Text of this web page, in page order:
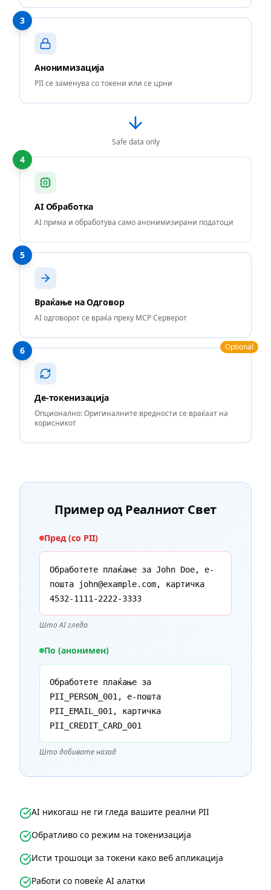
3
Анонимизација
PII се заменува со токени или се црни
Safe data only
4
AI Обработка
AI прима и обработува само анонимизирани податоци
5
Враќање на Одговор
AI одговорот се враќа преку MCP Серверот
6 Optional
Де-токенизација
Опционално: Оригиналните вредности се враќаат на
корисникот
Пример од Реалниот Свет
Пред (со PII)
Обработете плаќање за John Doe, е-
пошта john@example.com, картичка
4532-1111-2222-3333
Што AI гледа
По (анонимен)
Обработете плаќање за
PII_PERSON_001, е-пошта
PII_EMAIL_001, картичка
PII_CREDIT_CARD_001
Што добивате назад
AI никогаш не ги гледа вашите реални PII
Обратливо со режим на токенизација
Исти трошоци за токени како веб апликација
Работи со повеќе AI алатки